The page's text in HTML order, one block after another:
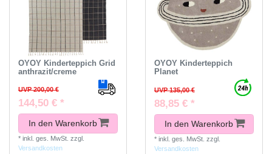
OYOY Kinderteppich Grid
anthrazit/creme
UVP 200,00 €
144,50 € *
In den Warenkorb
* inkl. ges. MwSt. zzgl.
Versandkosten
OYOY Kinderteppich
Planet
UVP 135,00 €
88,85 € *
In den Warenkorb
* inkl. ges. MwSt. zzgl.
Versandkosten